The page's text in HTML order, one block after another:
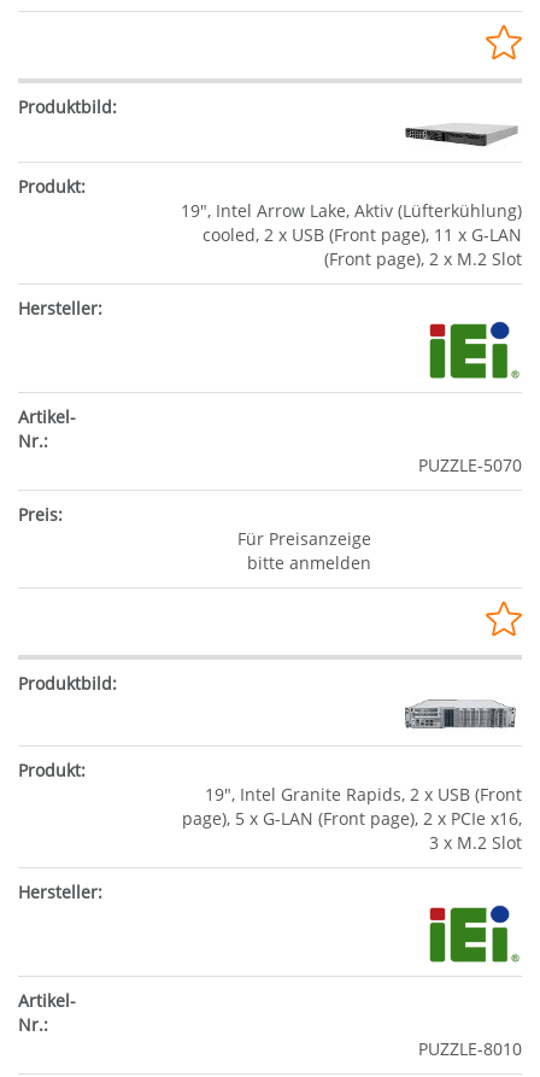
19", Intel Arrow Lake, Aktiv (Lüfterkühlung)
cooled, 2 x USB (Front page), 11 x G-LAN
(Front page), 2 x M.2 Slot
PUZZLE-5070
Für Preisanzeige
bitte anmelden
19", Intel Granite Rapids, 2 x USB (Front
page), 5 x G-LAN (Front page), 2 x PCIe x16,
3 x M.2 Slot
PUZZLE-8010